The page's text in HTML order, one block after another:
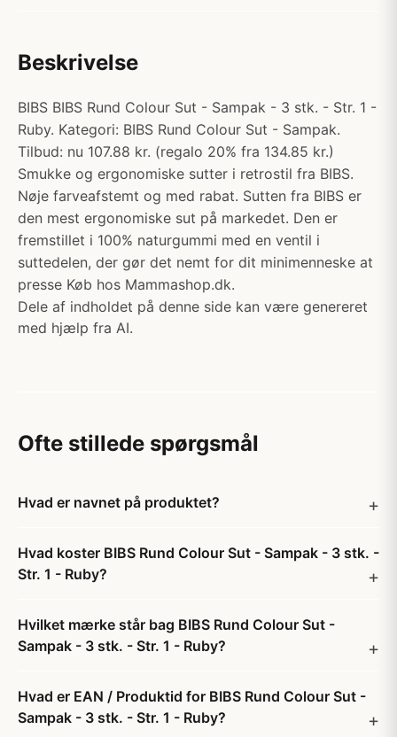
Beskrivelse
BIBS BIBS Rund Colour Sut - Sampak - 3 stk. - Str. 1 -
Ruby. Kategori: BIBS Rund Colour Sut - Sampak.
Tilbud: nu 107.88 kr. (regalo 20% fra 134.85 kr.)
Smukke og ergonomiske sutter i retrostil fra BIBS.
Nøje farveafstemt og med rabat. Sutten fra BIBS er
den mest ergonomiske sut på markedet. Den er
fremstillet i 100% naturgummi med en ventil i
suttedelen, der gør det nemt for dit minimenneske at
presse Køb hos Mammashop.dk.
Dele af indholdet på denne side kan være genereret
med hjælp fra AI.
Ofte stillede spørgsmål
Hvad er navnet på produktet?
Hvad koster BIBS Rund Colour Sut - Sampak - 3 stk. -
Str. 1 - Ruby?
Hvilket mærke står bag BIBS Rund Colour Sut -
Sampak - 3 stk. - Str. 1 - Ruby?
Hvad er EAN / Produktid for BIBS Rund Colour Sut -
Sampak - 3 stk. - Str. 1 - Ruby?